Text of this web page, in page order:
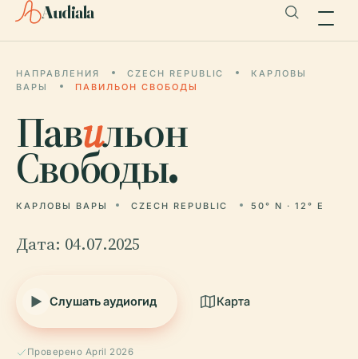
Audiala
НАПРАВЛЕНИЯ CZECH REPUBLIC
КАРЛОВЫ
ВАРЫ
ПАВИЛЬОН СВОБОДЫ
Павильон
Свободы.
КАРЛОВЫ ВАРЫ CZECH REPUBLIC 50° N · 12° E
Дата: 04.07.2025
Слушать аудиогид Карта
Проверено April 2026